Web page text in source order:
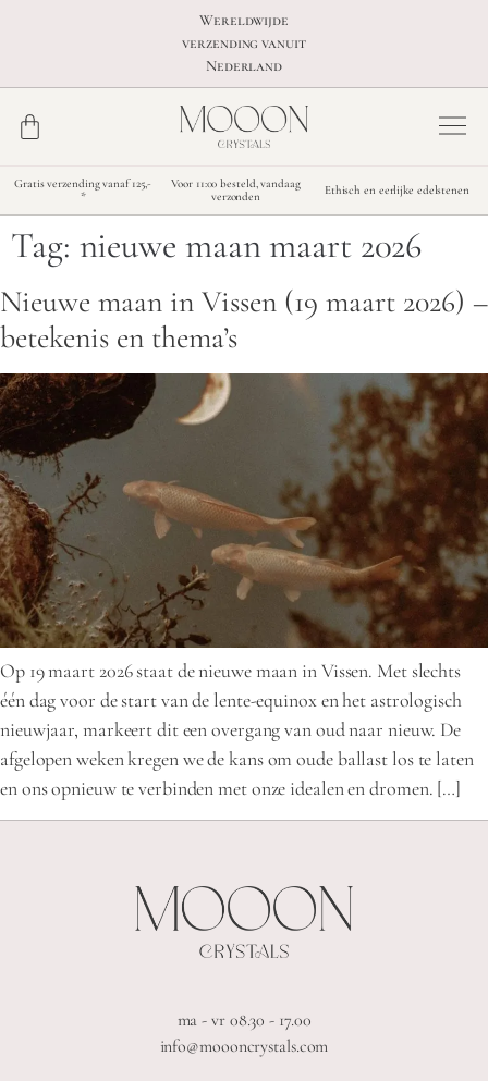
Wereldwijde
verzending vanuit
Nederland
Gratis verzending vanaf 125,-
*
Voor 11:00 besteld, vandaag
verzonden
Ethisch en eerlijke edelstenen
Tag: nieuwe maan maart 2026
Nieuwe maan in Vissen (19 maart 2026) –
betekenis en thema’s
Op 19 maart 2026 staat de nieuwe maan in Vissen. Met slechts
één dag voor de start van de lente-equinox en het astrologisch
nieuwjaar, markeert dit een overgang van oud naar nieuw. De
afgelopen weken kregen we de kans om oude ballast los te laten
en ons opnieuw te verbinden met onze idealen en dromen. […]
ma - vr 08.30 - 17.00
info@moooncrystals.com